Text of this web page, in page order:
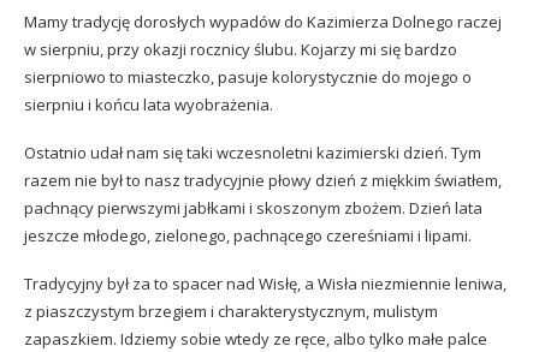
Mamy tradycję dorosłych wypadów do Kazimierza Dolnego raczej
w sierpniu, przy okazji rocznicy ślubu. Kojarzy mi się bardzo
sierpniowo to miasteczko, pasuje kolorystycznie do mojego o
sierpniu i końcu lata wyobrażenia.
Ostatnio udał nam się taki wczesnoletni kazimierski dzień. Tym
razem nie był to nasz tradycyjnie płowy dzień z miękkim światłem,
pachnący pierwszymi jabłkami i skoszonym zbożem. Dzień lata
jeszcze młodego, zielonego, pachnącego czereśniami i lipami.
Tradycyjny był za to spacer nad Wisłę, a Wisła niezmiennie leniwa,
z piaszczystym brzegiem i charakterystycznym, mulistym
zapaszkiem. Idziemy sobie wtedy ze ręce, albo tylko małe palce